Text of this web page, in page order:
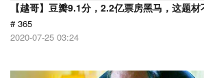
【越哥】豆瓣9.1分，2.2亿票房黑马，这题材
# 365
2020-07-25 03:24